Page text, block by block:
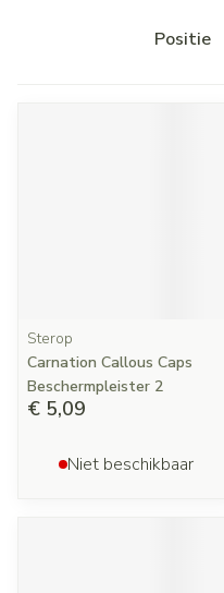
Sorteer op:
Sterop
Carnation Callous Caps
Beschermpleister 2
€ 5,09
Niet beschikbaar